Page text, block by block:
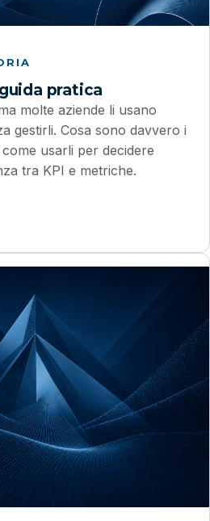
pratica
molte aziende li usano
gestirli. Cosa sono davvero i
usarli per decidere
tra KPI e metriche.